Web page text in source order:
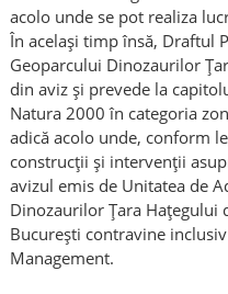
acolo unde se pot realiza
În același timp însă, Draftul
Geoparcului Dinozaurilor
din aviz și prevede la
Natura 2000 în categoria
adică acolo unde, conform
construcții și intervenții
avizul emis de Unitatea de
Dinozaurilor Țara
București contravine
Management.